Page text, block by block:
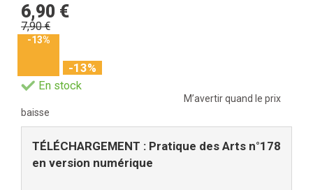
6,90 €
7,90 €
-13%
-13%
En stock
M’avertir quand le prix
baisse
TÉLÉCHARGEMENT : Pratique des Arts n°178
en version numérique